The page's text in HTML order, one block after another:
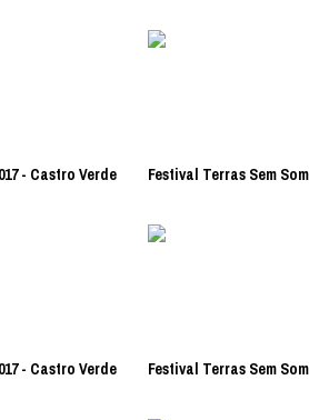
- Castro Verde Festival Terras Sem
- Castro Verde Festival Terras Sem